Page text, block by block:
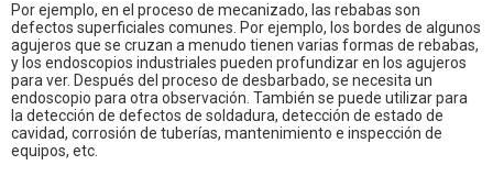
Por ejemplo, en el proceso de mecanizado, las rebabas son
defectos superficiales comunes. Por ejemplo, los bordes de algunos
agujeros que se cruzan a menudo tienen varias formas de rebabas,
y los endoscopios industriales pueden profundizar en los agujeros
para ver. Después del proceso de desbarbado, se necesita un
endoscopio para otra observación. También se puede utilizar para
la detección de defectos de soldadura, detección de estado de
cavidad, corrosión de tuberías, mantenimiento e inspección de
equipos, etc.